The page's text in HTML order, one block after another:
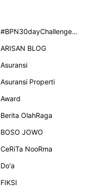
#BPN30dayChallenge2019
ARISAN BLOG
Asuransi
Asuransi Properti
Award
Berita OlahRaga
BOSO JOWO
CeRiTa NooRma
Do'a
FIKSI